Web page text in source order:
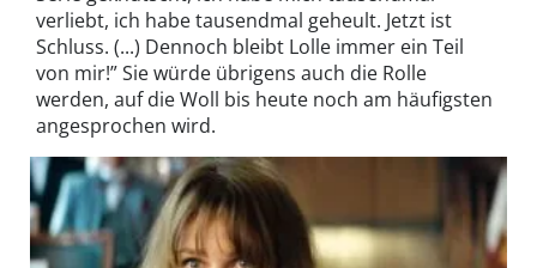
verliebt, ich habe tausendmal geheult. Jetzt ist
Schluss. (...) Dennoch bleibt Lolle immer ein Teil
von mir!” Sie würde übrigens auch die Rolle
werden, auf die Woll bis heute noch am häufigsten
angesprochen wird.